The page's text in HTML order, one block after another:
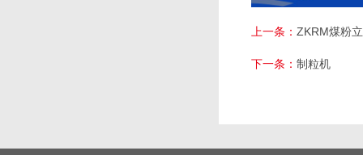
上一条： ZKRM煤粉
下一条： 制粒机